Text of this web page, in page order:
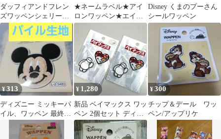
ダッフィアンドフレン
ズワッペンシェリーメ
イ
★ネームラベル★アイ
ロンワッペン★エイリ
アン★
Disney くまのプーさん
シールワッペン
¥313
ディズニー ミッキーパ
イル、ワッペン 最終セ
¥ 1,280
新品 ベイマックス ワッ
ペン 2個セット ディズ
ニー 正規品
¥300
チップ＆デール ワッ
ペン/アップリケ